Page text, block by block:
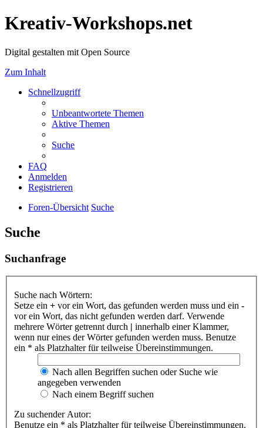
Kreativ-Workshops.net
Digital gestalten mit Open Source
Zum Inhalt
Schnellzugriff
Unbeantwortete Themen
Aktive Themen
Suche
FAQ
Anmelden
Registrieren
Foren-Übersicht Suche
Suche
Suchanfrage
Suche nach Wörtern:
Setze ein + vor ein Wort, das gefunden werden muss und ein -
vor ein Wort, das nicht gefunden werden darf. Verwende
mehrere Wörter getrennt durch | innerhalb einer Klammer,
wenn nur eines der Wörter gefunden werden muss. Benutze
ein * als Platzhalter für teilweise Übereinstimmungen.
Nach allen Begriffen suchen oder Suche wie
angegeben verwenden
Nach einem Begriff suchen
Zu suchender Autor:
Benutze ein * als Platzhalter für teilweise Übereinstimmungen.